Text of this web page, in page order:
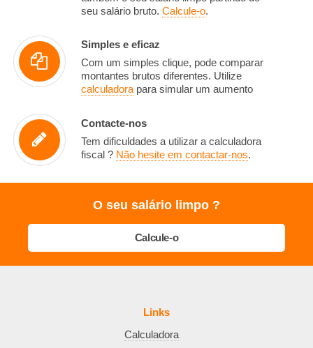
seu salário bruto. Calcule-o.
Simples e eficaz
Com um simples clique, pode comparar
montantes brutos diferentes. Utilize
calculadorapara simular um aumento
Contacte-nos
Tem dificuldades a utilizar a calculadora
fiscal ? Não hesite em contactar-nos.
O seu salário limpo ?
Calcule-o
Links
Calculadora